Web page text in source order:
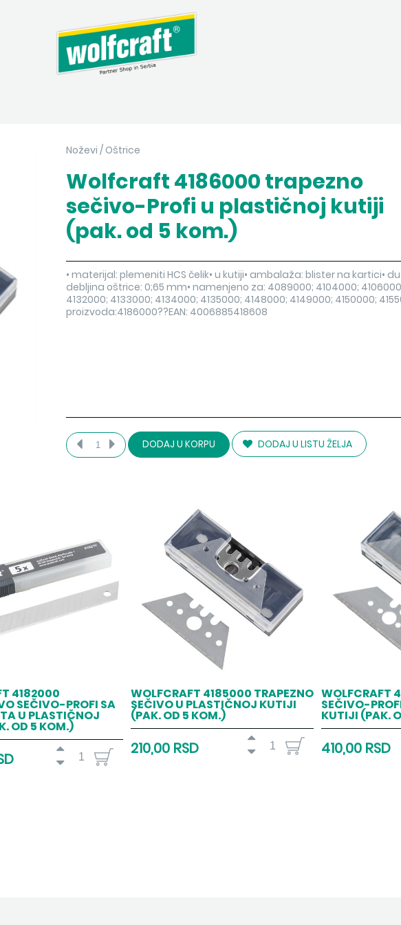
Noževi / Oštrice
Wolfcraft 4186000 trapezno
sečivo-Profi u plastičnoj kutiji
(pak. od 5 kom.)
• materijal: plemeniti HCS čelik• u kutiji• ambalaža: blister na kartici•
debljina oštrice: 0;65 mm• namenjeno za: 4089000; 4104000;
4132000; 4133000; 4134000; 4135000; 4148000; 4149000; 4150000;
proizvoda:4186000??EAN: 4006885418608
DODAJ U KORPU DODAJ U LISTU ŽELJA
4182000
SEČIVO-PROFI SA
U PLASTIČNOJ
OD 5 KOM.)
WOLFCRAFT 4185000 TRAPEZNO
SEČIVO U PLASTIČNOJ KUTIJI
(PAK. OD 5 KOM.)
210,00 RSD
WOLFCRAFT
SEČIVO-
KUTIJI (PAK.
410,00 RSD